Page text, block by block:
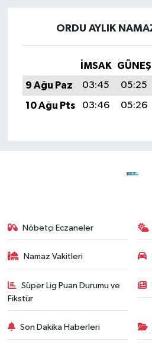
ORDU AYLIK
İMSAK GÜNEŞ
9 Ağu Paz
03:45 05:25
10 Ağu Pts
03:46 05:26
Nöbetçi Eczaneler
Namaz Vakitleri
Süper Lig Puan Durumu ve
Fikstür
Son Dakika Haberleri